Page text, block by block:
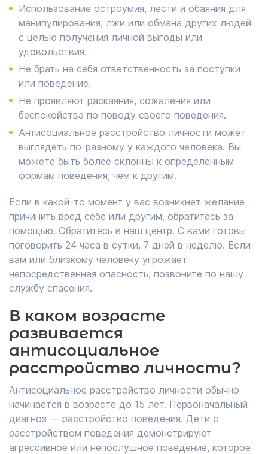
Использование остроумия, лести и обаяния для
манипулирования, лжи или обмана других людей
с целью получения личной выгоды или
удовольствия.
Не брать на себя ответственность за поступки
или поведение.
Не проявляют раскаяния, сожаления или
беспокойства по поводу своего поведения.
Антисоциальное расстройство личности может
выглядеть по-разному у каждого человека. Вы
можете быть более склонны к определенным
формам поведения, чем к другим.
Если в какой-то момент у вас возникнет желание
причинить вред себе или другим, обратитесь за
помощью. Обратитесь в наш центр. С вами готовы
поговорить 24 часа в сутки, 7 дней в неделю. Если
вам или близкому человеку угрожает
непосредственная опасность, позвоните по нашу
службу спасения.
В каком возрасте
развивается
антисоциальное
расстройство личности?
Антисоциальное расстройство личности обычно
начинается в возрасте до 15 лет. Первоначальный
диагноз — расстройство поведения. Дети с
расстройством поведения демонстрируют
агрессивное или непослушное поведение, которое